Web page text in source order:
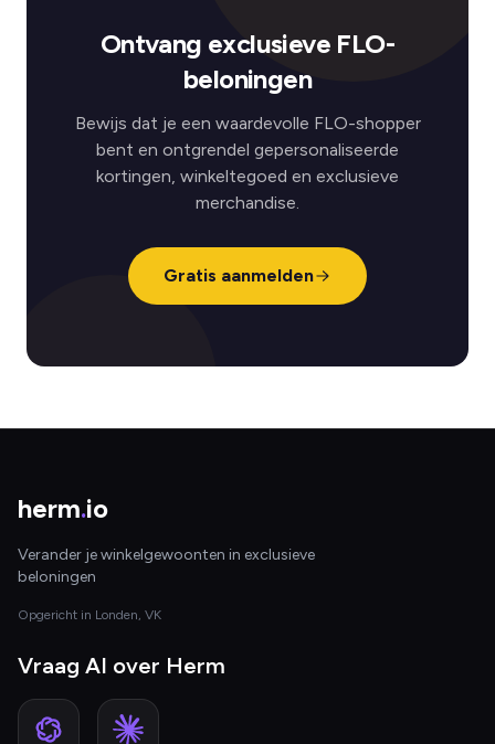
Ontvang exclusieve FLO-
beloningen
Bewijs dat je een waardevolle FLO-shopper
bent en ontgrendel gepersonaliseerde
kortingen, winkeltegoed en exclusieve
merchandise.
Gratis aanmelden
herm.io
Verander je winkelgewoonten in exclusieve
beloningen
Opgericht in Londen, VK
Vraag AI over Herm